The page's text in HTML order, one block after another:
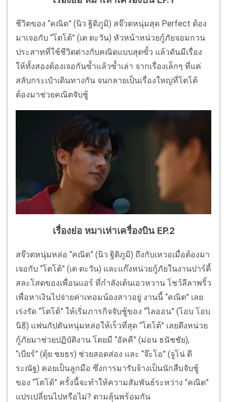
ชีวิตของ “คณิต” (นิว ฐิติภูมิ) สจ๊วตหนุ่มสุด Perfect ต้อง
มาเจอกับ “โตโต้” (เต ตะวัน) หัวหน้าหน่วยกู้ภัยจอมกวน
ประสาทที่ใช้ชีวิตต่างกับคณิตแบบสุดขั้ว แล้วดันมีเรื่อง
ให้ทั้งสองต้องเจอกันซ้ำแล้วซ้ำเล่า จากเรื่องเล็กๆ ที่แค่
สลับกระเป๋าเดินทางกัน จนกลายเป็นเรื่องใหญ่ที่โตโต้
ต้องมาช่วยคณิตจับชู้
เรื่องย่อ หมาเห่าเครื่องบิน EP.2
สจ๊วตหนุ่มหล่อ “คณิต” (นิว ฐิติภูมิ) ถึงกับเหวอเมื่อต้องมา
เจอกับ “โตโต้” (เต ตะวัน) และแก๊งหน่วยกู้ภัยในงานปาร์ตี้
สละโสดของเพื่อนแอร์ ที่กำลังเต้นเอวหวาน โชว์ลีลาพริ้ว
เพื่อหาเงินไปจ่ายค่าเทอมน้องสาวอยู่ งานนี้ “คณิต” เลย
เร่งรัด “โตโต้” ให้เริ่มภารกิจจับชู้ของ “ไลออน” (โอบ โอบ
นิธิ) แฟนกัปตันหนุ่มหล่อให้เร็วที่สุด “โตโต้” เลยดึงหน่วย
กู้ภัยมาช่วยปฏิบัติงาน โดยมี “อัคคี” (ม่อน ธนัชชัย),
“เบียร์” (ตุ้ย ชยธร) ช่วยสอดส่อง และ “จ๊ะโอ” (จูโน่ ตี
ระณัฐ) คอยเป็นลูกมือ ซึ่งการมารับจ้างเป็นนักสืบจับชู้
ของ “โตโต้” ครั้งนี้จะทำให้ความสัมพันธ์ระหว่าง “คณิต”
แปรเปลี่ยนไปหรือไม่? ตามลุ้นพร้อมกัน